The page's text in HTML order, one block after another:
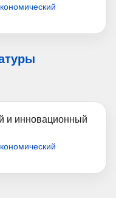
и инновационный